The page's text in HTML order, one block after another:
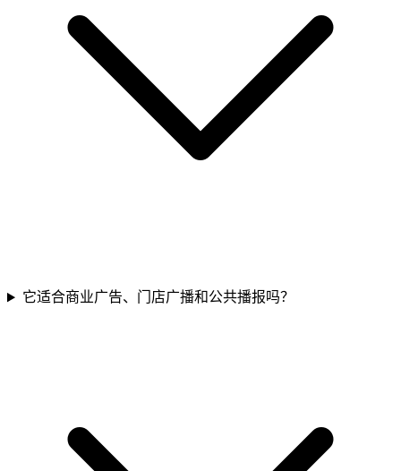
它适合商业广告、门店广播和公共播报吗？